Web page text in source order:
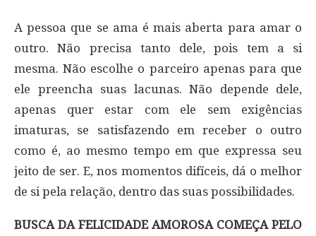
A pessoa que se ama é mais aberta para amar o
outro. Não precisa tanto dele, pois tem a si
mesma. Não escolhe o parceiro apenas para que
ele preencha suas lacunas. Não depende dele,
apenas quer estar com ele sem exigências
imaturas, se satisfazendo em receber o outro
como é, ao mesmo tempo em que expressa seu
jeito de ser. E, nos momentos difíceis, dá o melhor
de si pela relação, dentro das suas possibilidades.
BUSCA DA FELICIDADE AMOROSA COMEÇA PELO